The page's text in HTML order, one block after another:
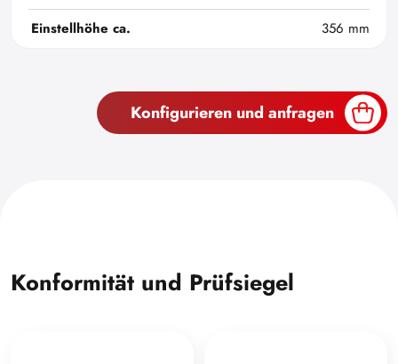
Einstellhöhe ca.
356 mm
Konfigurieren und anfragen
Konformität und Prüfsiegel